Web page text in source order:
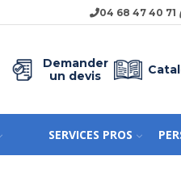
04 68 47 40 71
Demander
un devis
SERVICES PROS